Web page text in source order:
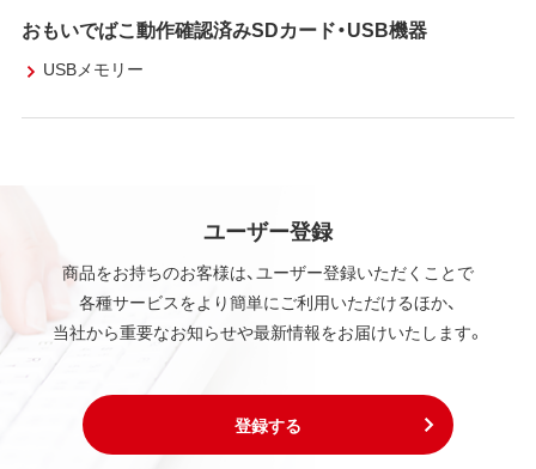
おもいでばこ動作確認済みSDカード・USB機器
USBメモリー
ユーザー登録
商品をお持ちのお客様は、ユーザー登録いただくことで
各種サービスをより簡単にご利用いただけるほか、
当社から重要なお知らせや最新情報をお届けいたします。
登録する